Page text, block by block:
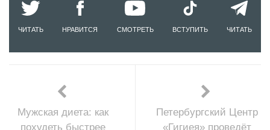
ЧИТАТЬ НРАВИТСЯ СМОТРЕТЬ ВСТУПИТЬ ЧИТАТЬ
Мужская диета: как
похудеть быстрее
Петербургский Центр
«Гигиея» проведёт